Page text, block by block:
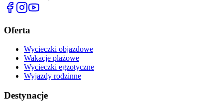
Oferta
Wycieczki objazdowe
Wakacje plażowe
Wycieczki egzotyczne
Wyjazdy rodzinne
Destynacje